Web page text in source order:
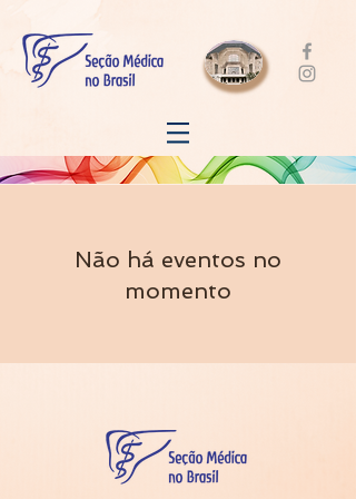
Não há eventos no
momento